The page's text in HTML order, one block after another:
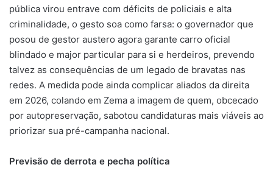
pública virou entrave com déficits de policiais e alta
criminalidade, o gesto soa como farsa: o governador que
posou de gestor austero agora garante carro oficial
blindado e major particular para si e herdeiros, prevendo
talvez as consequências de um legado de bravatas nas
redes. A medida pode ainda complicar aliados da direita
em 2026, colando em Zema a imagem de quem, obcecado
por autopreservação, sabotou candidaturas mais viáveis ao
priorizar sua pré-campanha nacional.
Previsão de derrota e pecha política